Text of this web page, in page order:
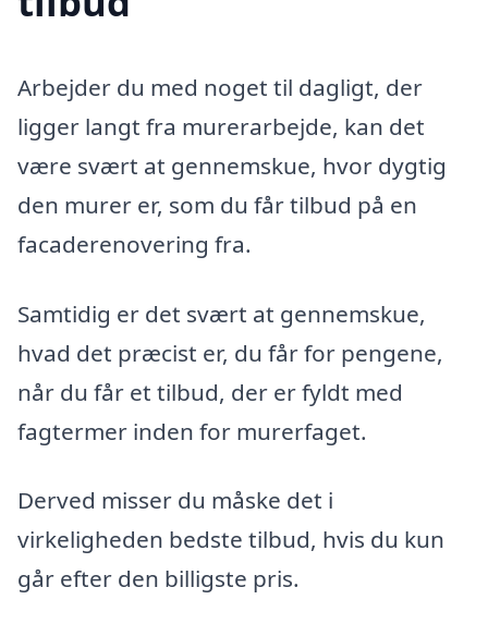
Arbejder du med noget til dagligt, der
ligger langt fra murerarbejde, kan det
være svært at gennemskue, hvor dygtig
den murer er, som du får tilbud på en
facaderenovering fra.
Samtidig er det svært at gennemskue,
hvad det præcist er, du får for pengene,
når du får et tilbud, der er fyldt med
fagtermer inden for murerfaget.
Derved misser du måske det i
virkeligheden bedste tilbud, hvis du kun
går efter den billigste pris.